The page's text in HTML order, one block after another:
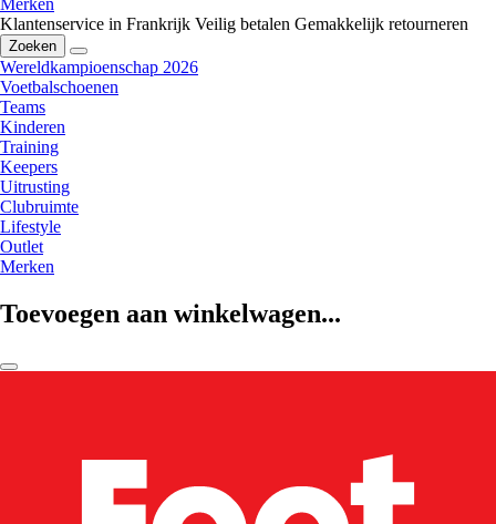
Merken
Klantenservice in Frankrijk Veilig betalen Gemakkelijk retourneren
Zoeken
Wereldkampioenschap 2026
Voetbalschoenen
Teams
Kinderen
Training
Keepers
Uitrusting
Clubruimte
Lifestyle
Outlet
Merken
Toevoegen aan winkelwagen...